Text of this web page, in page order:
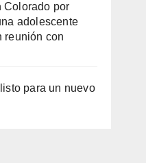
Colorado por
adolescente
reunión con
para un nuevo